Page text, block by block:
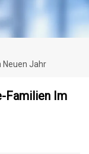
Neuen Jahr
Familien Im